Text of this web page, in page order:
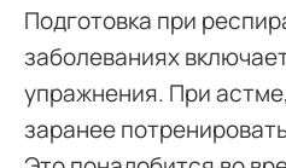
Подготовка при
заболеваниях
упражнения. При
заранее